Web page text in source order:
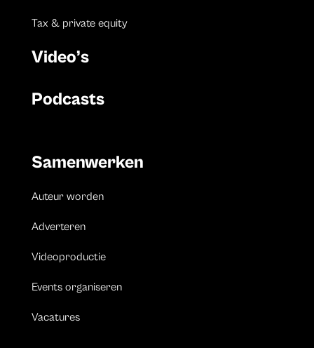
Tax & private equity
Video’s
Podcasts
Samenwerken
Auteur worden
Adverteren
Videoproductie
Events organiseren
Vacatures